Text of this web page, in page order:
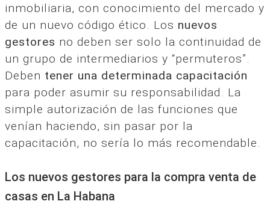
inmobiliaria, con conocimiento del mercado y
de un nuevo código ético. Los nuevos
gestores no deben ser solo la continuidad de
un grupo de intermediarios y “permuteros”.
Deben tener una determinada capacitación
para poder asumir su responsabilidad. La
simple autorización de las funciones que
venían haciendo, sin pasar por la
capacitación, no sería lo más recomendable.
Los nuevos gestores para la compra venta de
casas en La Habana